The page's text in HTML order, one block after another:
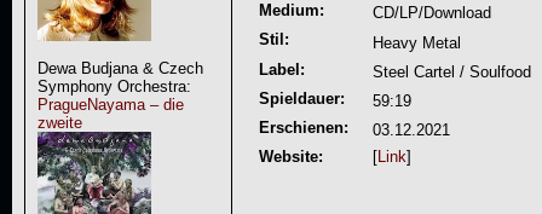
Dewa Budjana & Czech
Symphony Orchestra:
PragueNayama – die
zweite
Medium:
CD/LP/Download
Stil:
Heavy Metal
Label:
Steel Cartel / Soulfood
Spieldauer:
59:19
Erschienen:
03.12.2021
Website:
[Link]